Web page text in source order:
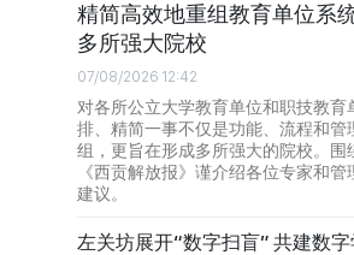
精简高效地重组教育单位系
多所强大院校
07/08/2026 12:42
对各所公立大学教育单位和职技教育
排、精简一事不仅是功能、流程和管
组，更旨在形成多所强大的院校。围
《西贡解放报》谨介绍各位专家和
建议。
左关坊展开“数字扫盲” 共建数